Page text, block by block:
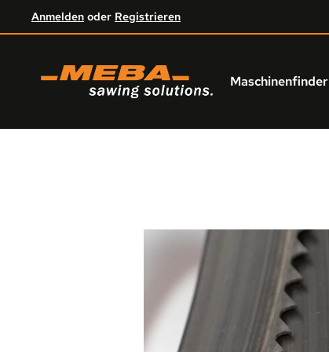
Hauptinhalt springen
Zur Hauptnavigation springen
Anmelden oder Registrieren
Maschinenfinder